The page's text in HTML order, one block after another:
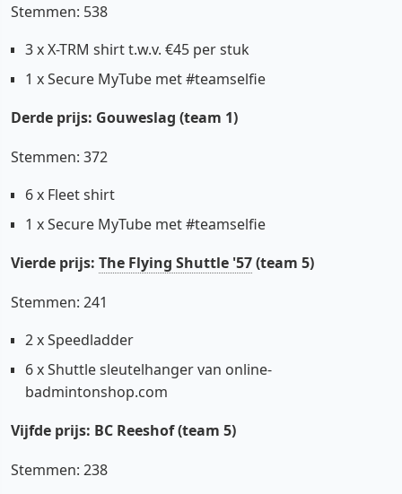
Stemmen: 538
3 x X-TRM shirt t.w.v. €45 per stuk
1 x Secure MyTube met #teamselfie
Derde prijs: Gouweslag (team 1)
Stemmen: 372
6 x Fleet shirt
1 x Secure MyTube met #teamselfie
Vierde prijs: The Flying Shuttle '57(team 5)
Stemmen: 241
2 x Speedladder
6 x Shuttle sleutelhanger van online-
badmintonshop.com
Vijfde prijs: BC Reeshof (team 5)
Stemmen: 238